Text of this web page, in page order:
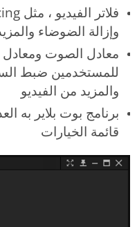
وإزالة الضوضاء
معادل الصوت ومعادل
للمستخدمين ضبط
والمزيد من الفيديو
برنامج بوت بلاير به
قائمة الخيارات